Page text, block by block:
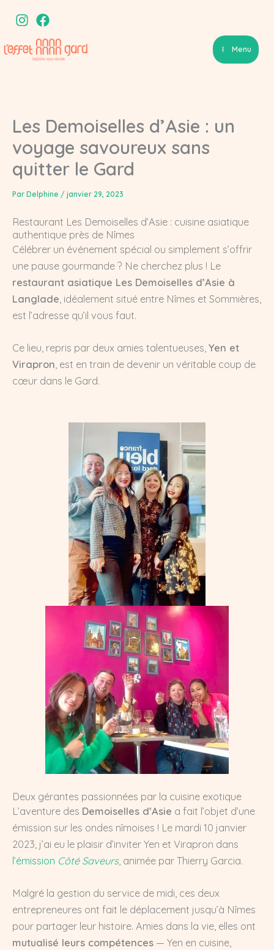
contenu
Menu
Les Demoiselles d’Asie : un
voyage savoureux sans
quitter le Gard
Par Delphine / janvier 29, 2023
Restaurant Les Demoiselles d’Asie : cuisine asiatique
authentique près de Nîmes
Célébrer un événement spécial ou simplement s’offrir
une pause gourmande ? Ne cherchez plus ! Le
restaurant asiatique Les Demoiselles d’Asie à
Langlade, idéalement situé entre Nîmes et Sommières,
est l’adresse qu’il vous faut.
Ce lieu, repris par deux amies talentueuses, Yen et
Virapron, est en train de devenir un véritable coup de
cœur dans le Gard.
Deux gérantes passionnées par la cuisine exotique
L’aventure des Demoiselles d’Asie a fait l’objet d’une
émission sur les ondes nîmoises ! Le mardi 10 janvier
2023, j’ai eu le plaisir d’inviter Yen et Virapron dans
l’émission Côté Saveurs, animée par Thierry Garcia.
Malgré la gestion du service de midi, ces deux
entrepreneures ont fait le déplacement jusqu’à Nîmes
pour partager leur histoire. Amies dans la vie, elles ont
mutualisé leurs compétences — Yen en cuisine,